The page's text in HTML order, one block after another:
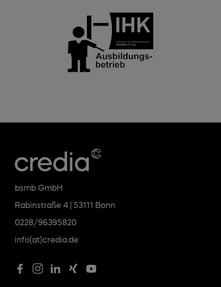
bsmb GmbH
Rabinstraße 4 | 53111 Bonn
0228/96395820
info(at)credia.de